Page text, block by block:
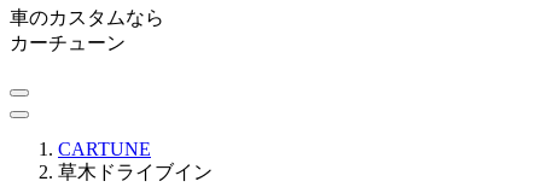
車のカスタムなら
カーチューン
CARTUNE
草木ドライブイン